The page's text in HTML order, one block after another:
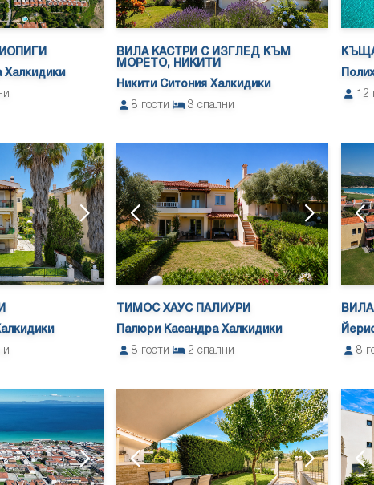
Халкидики
ВИЛА КАСТРИ С ИЗГЛЕД КЪМ
МОРЕТО, НИКИТИ
Никити Ситония Халкидики
8 гости 3 спални
12
ТИМОС ХАУС ПАЛИУРИ
Палюри Касандра Халкидики
8 гости 2 спални
8